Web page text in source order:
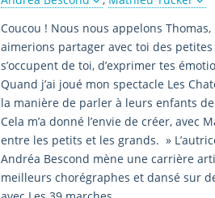
Coucou ! Nous nous appelons
aimerions partager avec toi des
s’occupent de toi, d’exprimer tes
Quand j’ai joué mon spectacle Les
la manière de parler à leurs enfants
Cela m’a donné l’envie de créer,
entre les petits et les grands. »
Andréa Bescond mène une carrière
meilleurs chorégraphes et dansé sur